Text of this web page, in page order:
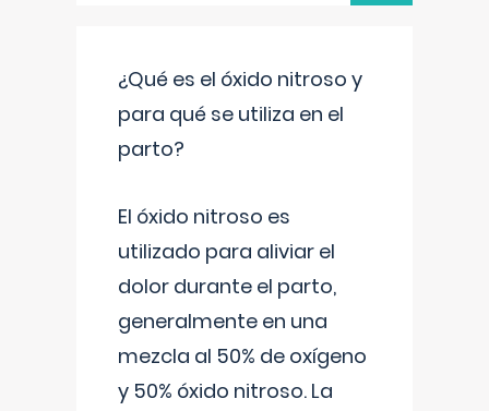
¿Qué es el óxido nitroso y
para qué se utiliza en el
parto?
El óxido nitroso es
utilizado para aliviar el
dolor durante el parto,
generalmente en una
mezcla al 50% de oxígeno
y 50% óxido nitroso. La